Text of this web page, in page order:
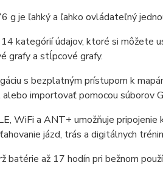
g je ľahký a ľahko ovládateľný
kategórií údajov, ktoré si môžete
grafy a stĺpcové grafy.
s bezplatným prístupom k
importovať pomocou súborov
WiFi a ANT+ umožňuje pripojenie
jázd, trás a digitálnych
batérie až 17 hodín pri bežnom